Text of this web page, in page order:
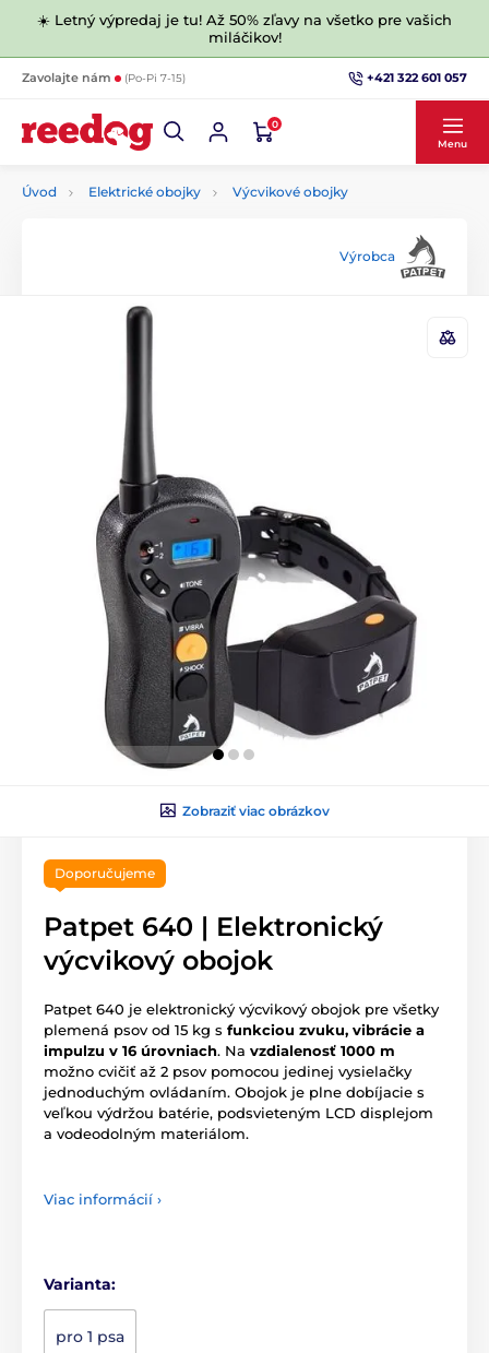
☀️ Letný výpredaj je tu! Až 50% zľavy na všetko pre vašich
miláčikov!
Zavolajte nám (Po-Pi 7-15) +421 322 601 057
0
Menu
Úvod Elektrické obojky Výcvikové obojky
Výrobca
Zobraziť viac obrázkov
Doporučujeme
Patpet 640 | Elektronický
výcvikový obojok
Patpet 640 je elektronický výcvikový obojok pre všetky
plemená psov od 15 kg s funkciou zvuku, vibrácie a
impulzu v 16 úrovniach. Na vzdialenosť 1000 m
možno cvičiť až 2 psov pomocou jedinej vysielačky
jednoduchým ovládaním. Obojok je plne dobíjacie s
veľkou výdržou batérie, podsvieteným LCD displejom
a vodeodolným materiálom.
Viac informácií ›
Varianta:
pro 1 psa